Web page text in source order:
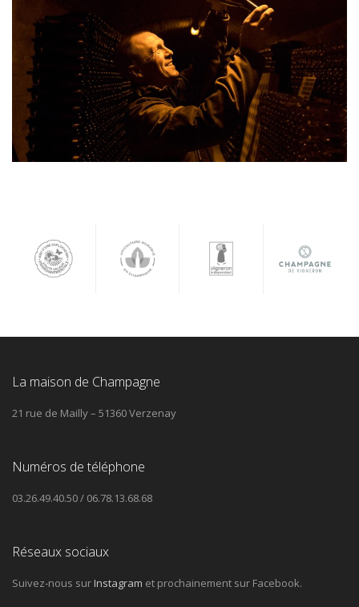
La maison de Champagne
21 rue de Mailly – 51360 Verzenay
Numéros de téléphone
03.26.49.40.50 / 06.78.13.68.68
Réseaux sociaux
Suivez-nous surInstagram et prochainement sur Facebook.